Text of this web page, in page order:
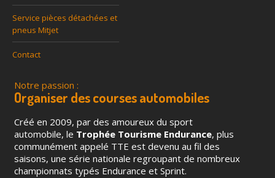
Service pièces détachées et
pneus Mitjet
Contact
Notre passion :
Organiser des courses automobiles
Créé en 2009, par des amoureux du sport
automobile, le Trophée Tourisme Endurance, plus
communément appelé TTE est devenu au fil des
saisons, une série nationale regroupant de nombreux
championnats typés Endurance et Sprint.